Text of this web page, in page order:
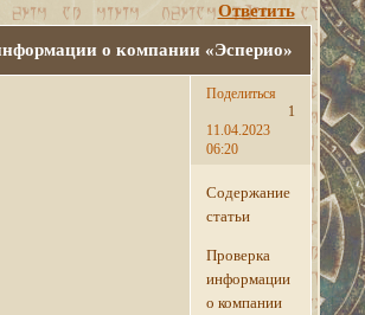
о компании «Эсперио»
Ответить
Поделиться
1
11.04.2023
06:20
Содержание
статьи
Проверка
информации
о компании